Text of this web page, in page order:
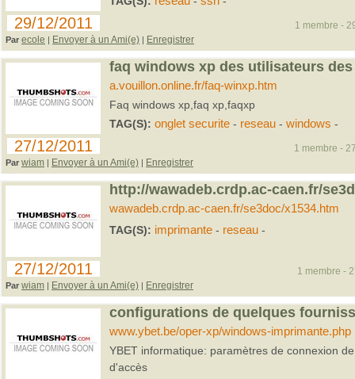
29/12/2011
Par ecole | Envoyer à un Ami(e) | Enregistrer
1 membre -
27/12/2011
faq windows xp des utilisateurs
a.vouillon.online.fr/faq-winxp.htm
Faq windows xp,faq xp,faqxp
TAG(S): onglet securite- reseau- windows -
Par wiam | Envoyer à un Ami(e) | Enregistrer
1 membre -
27/12/2011
http://wawadeb.crdp.ac-caen.fr/
wawadeb.crdp.ac-caen.fr/se3doc/x1534.htm
TAG(S): imprimante- reseau-
Par wiam | Envoyer à un Ami(e) | Enregistrer
1 membre -
configurations de quelques
www.ybet.be/oper-xp/windows-imprimante.php
YBET informatique: paramètres de connexion
d'accès